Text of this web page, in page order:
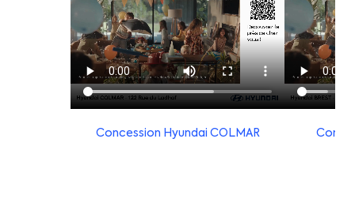
Concession Hyundai COLMAR